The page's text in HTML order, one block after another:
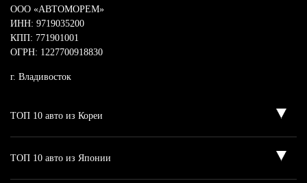
ООО «АВТОМОРЕМ»
ИНН: 9719035200
КПП: 771901001
ОГРН: 1227700918830
г. Владивосток